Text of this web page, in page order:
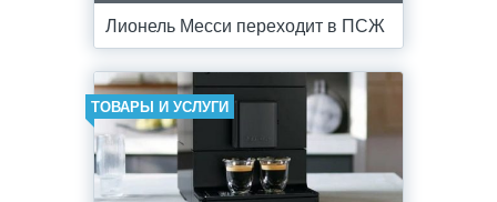
Лионель Месси переходит в ПСЖ
ТОВАРЫ И УСЛУГИ